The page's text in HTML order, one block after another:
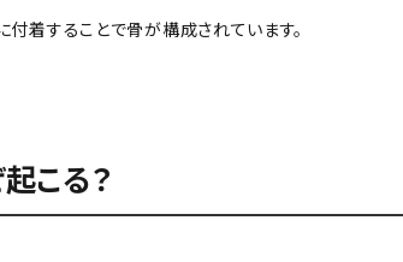
着することで骨が構成されています。
こる？